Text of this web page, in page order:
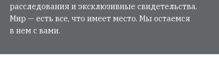
расследования и эксклюзивные свидетельства.
Мир — есть все, что имеет место. Мы остаемся
в нем с вами.